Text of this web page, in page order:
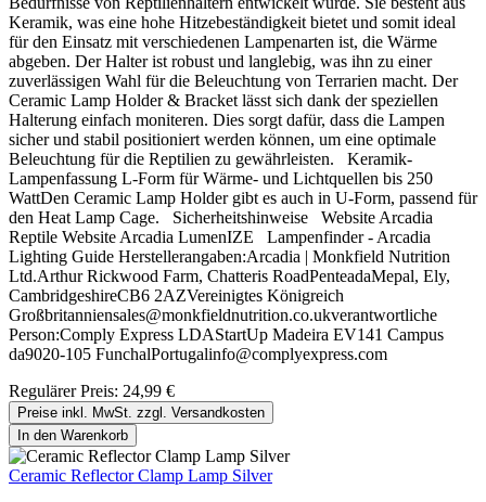
Keramik, was eine hohe Hitzebeständigkeit bietet und somit ideal
für den Einsatz mit verschiedenen Lampenarten ist, die Wärme
abgeben. Der Halter ist robust und langlebig, was ihn zu einer
zuverlässigen Wahl für die Beleuchtung von Terrarien macht. Der
Ceramic Lamp Holder & Bracket lässt sich dank der speziellen
Halterung einfach moniteren. Dies sorgt dafür, dass die Lampen
sicher und stabil positioniert werden können, um eine optimale
Beleuchtung für die Reptilien zu gewährleisten. Keramik-
Lampenfassung L-Form für Wärme- und Lichtquellen bis 250
WattDen Ceramic Lamp Holder gibt es auch in U-Form, passend für
den Heat Lamp Cage. Sicherheitshinweise Website Arcadia
Reptile Website Arcadia LumenIZE Lampenfinder - Arcadia
Lighting Guide Herstellerangaben:Arcadia | Monkfield Nutrition
Ltd.Arthur Rickwood Farm, Chatteris RoadPenteadaMepal, Ely,
CambridgeshireCB6 2AZVereinigtes Königreich
Großbritanniensales@monkfieldnutrition.co.ukverantwortliche
Person:Comply Express LDAStartUp Madeira EV141 Campus
da9020-105 FunchalPortugalinfo@complyexpress.com
Regulärer Preis: 24,99 €
Preise inkl. MwSt. zzgl. Versandkosten
In den Warenkorb
Ceramic Reflector Clamp Lamp Silver